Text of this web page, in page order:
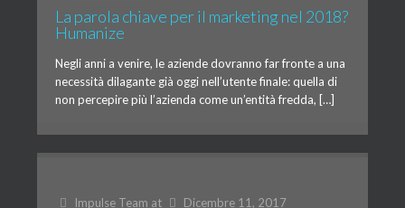
La parola chiave per il marketing nel 2018?
Humanize
Negli anni a venire, le aziende dovranno far fronte a una
necessità dilagante già oggi nell’utente finale: quella di
non percepire più l’azienda come un’entità fredda, […]
Impulse Team at Dicembre 11, 2017